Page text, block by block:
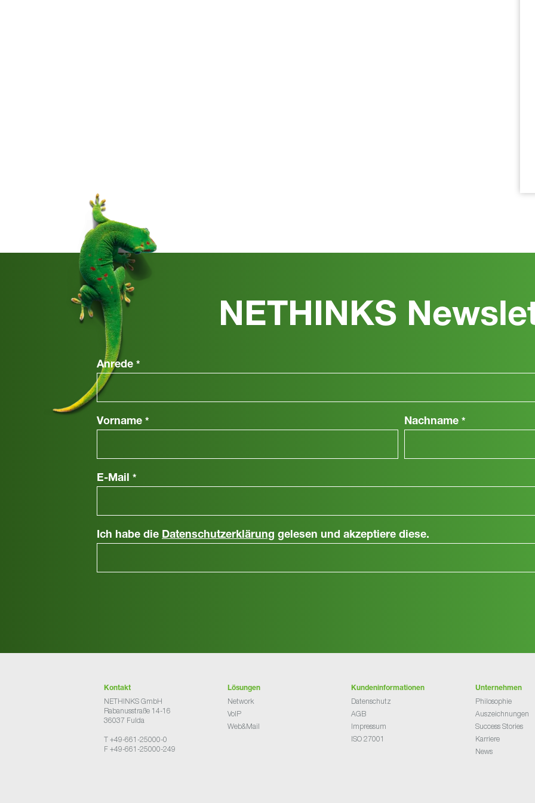
NETHINKS
Anrede *
Vorname * Nachname *
E-Mail *
Ich habe die Datenschutzerklärung gelesen und akzeptiere diese.
Kontakt
NETHINKS GmbH
Rabanusstraße 14-16
36037 Fulda
T +49-661-25000-0
F +49-661-25000-249
Lösungen
Network
VoIP
Web&Mail
Kundeninformationen
Datenschutz
AGB
Impressum
ISO 27001
Unternehmen
Philosophie
Auszeichnungen
Success Stories
Karriere
News